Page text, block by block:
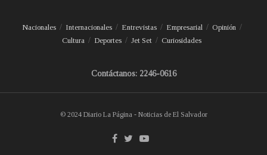
Nacionales Internacionales Entrevistas Empresarial
Opinión
Cultura
Deportes Jet Set Curiosidades
Contáctanos: 2246-0616
© 2024 Diario La Página - Noticias de El Salvador